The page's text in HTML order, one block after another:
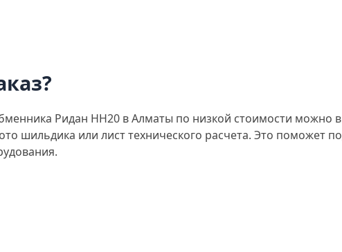
Ридан НН20 в Алматы по низкой стоимости можно
шильдика или лист технического расчета. Это поможет